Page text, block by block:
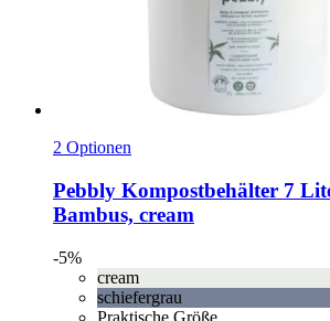
2 Optionen
Pebbly Kompostbehälter 7
Bambus, cream
-5%
cream
schiefergrau
Praktische Größe